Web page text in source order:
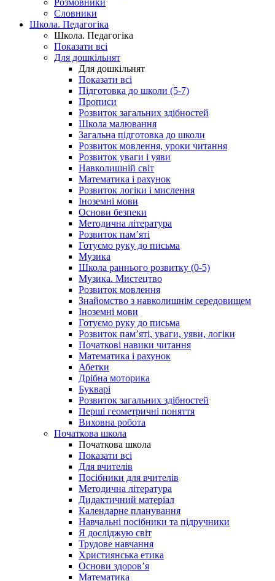
Розмовники
Словники
Школа. Педагогіка
Школа. Педагогіка
Показати всі
Для дошкільнят
Для дошкільнят
Показати всі
Підготовка до школи (5-7)
Прописи
Розвиток загальних здібностей
Школа малювання
Загальна підготовка до школи
Розвиток мовлення, уроки читання
Розвиток уваги і уяви
Навколишній світ
Математика і рахунок
Розвиток логіки і мислення
Іноземні мови
Основи безпеки
Методична література
Розвиток пам’яті
Готуємо руку до письма
Музика
Школа раннього розвитку (0-5)
Музика. Мистецтво
Розвиток мовлення
Знайомство з навколишнім середовищем
Іноземні мови
Готуємо руку до письма
Розвиток пам’яті, уваги, уяви, логіки
Початкові навики читання
Математика і рахунок
Абетки
Дрібна моторика
Букварі
Розвиток загальних здібностей
Перші геометричні поняття
Виховна робота
Початкова школа
Початкова школа
Показати всі
Для вчителів
Посібники для вчителів
Методична література
Дидактичний матеріал
Календарне планування
Навчальні посібники та підручники
Я досліджую світ
Трудове навчання
Християнська етика
Основи здоров’я
Математика